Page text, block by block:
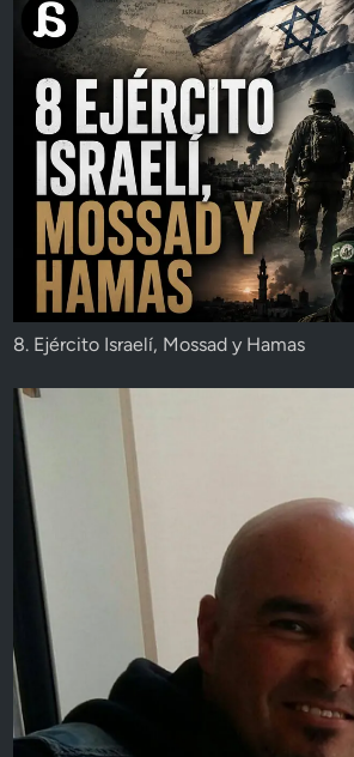
8. Ejército Israelí, Mossad y Hamas